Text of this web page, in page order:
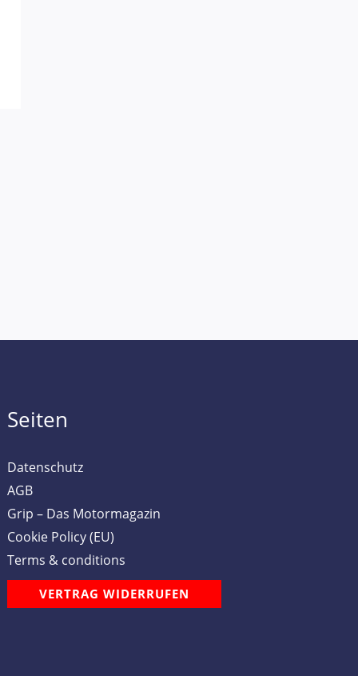
Seiten
Datenschutz
AGB
Grip – Das Motormagazin
Cookie Policy (EU)
Terms & conditions
VERTRAG WIDERRUFEN